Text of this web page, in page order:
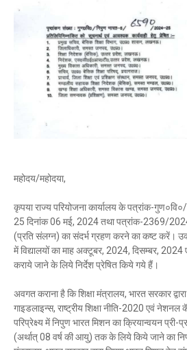
महोदय/महोदया,
कृपया राज्य परियोजना कार्यालय के पत्रांक-
25 दिनांक 06 मई, 2024 तथा पत्रांक-2369/
(प्रति संलग्न) का संदर्भ ग्रहण करने का कष्ट करें। उक्त
में विद्यालयों का माह अक्टूबर, 2024, दिसम्बर,
कराये जाने के लिये निर्देश प्रेषित किये गये हैं।
अवगत कराना है कि शिक्षा मंत्रालय, भारत सरकार
गाइडलाइन्स, राष्ट्रीय शिक्षा नीति-2020 एवं
परिप्रेक्ष्य में निपुण भारत मिशन का क्रियान्वयन प्री-
(अर्थात् 08 वर्ष की आयु) तक के लिये किये जाने का